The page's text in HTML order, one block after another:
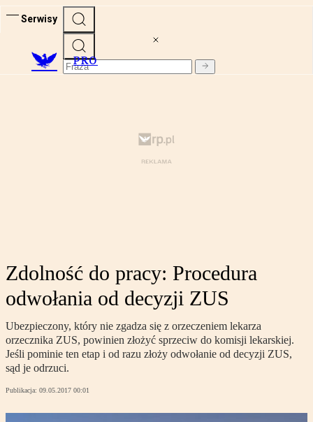
Serwisy
PRO
Zdolność do pracy: Procedura
odwołania od decyzji ZUS
Ubezpieczony, który nie zgadza się z orzeczeniem lekarza
orzecznika ZUS, powinien złożyć sprzeciw do komisji lekarskiej.
Jeśli pominie ten etap i od razu złoży odwołanie od decyzji ZUS,
sąd je odrzuci.
Publikacja: 09.05.2017 00:01